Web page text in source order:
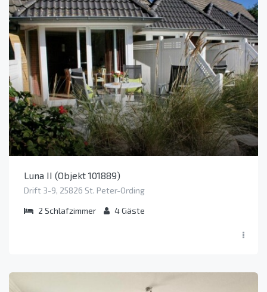
Luna II (Objekt 101889)
Drift 3-9, 25826 St. Peter-Ording
2 Schlafzimmer 4Gäste